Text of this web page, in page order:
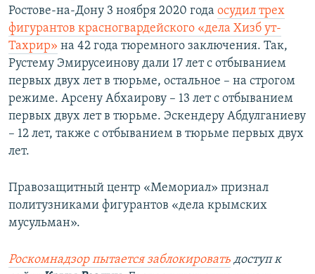
Ростове-на-Дону 3 ноября 2020 года осудил трех
фигурантов красногвардейского «дела Хизб ут-
Тахрир» на 42 года тюремного заключения. Так,
Рустему Эмирусеинову дали 17 лет с отбыванием
первых двух лет в тюрьме, остальное – на строгом
режиме. Арсену Абхаирову – 13 лет с отбыванием
первых двух лет в тюрьме. ​Эскендеру Абдулганиеву
– 12 лет, также с отбыванием в тюрьме первых двух
лет.
Правозащитный центр «Мемориал» признал
политузниками фигурантов «дела крымских
мусульман».
Роскомнадзор пытается заблокировать доступ к